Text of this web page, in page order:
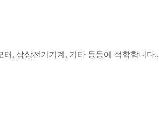
, 삼상전기기계, 기타 등등에 적합합니다..